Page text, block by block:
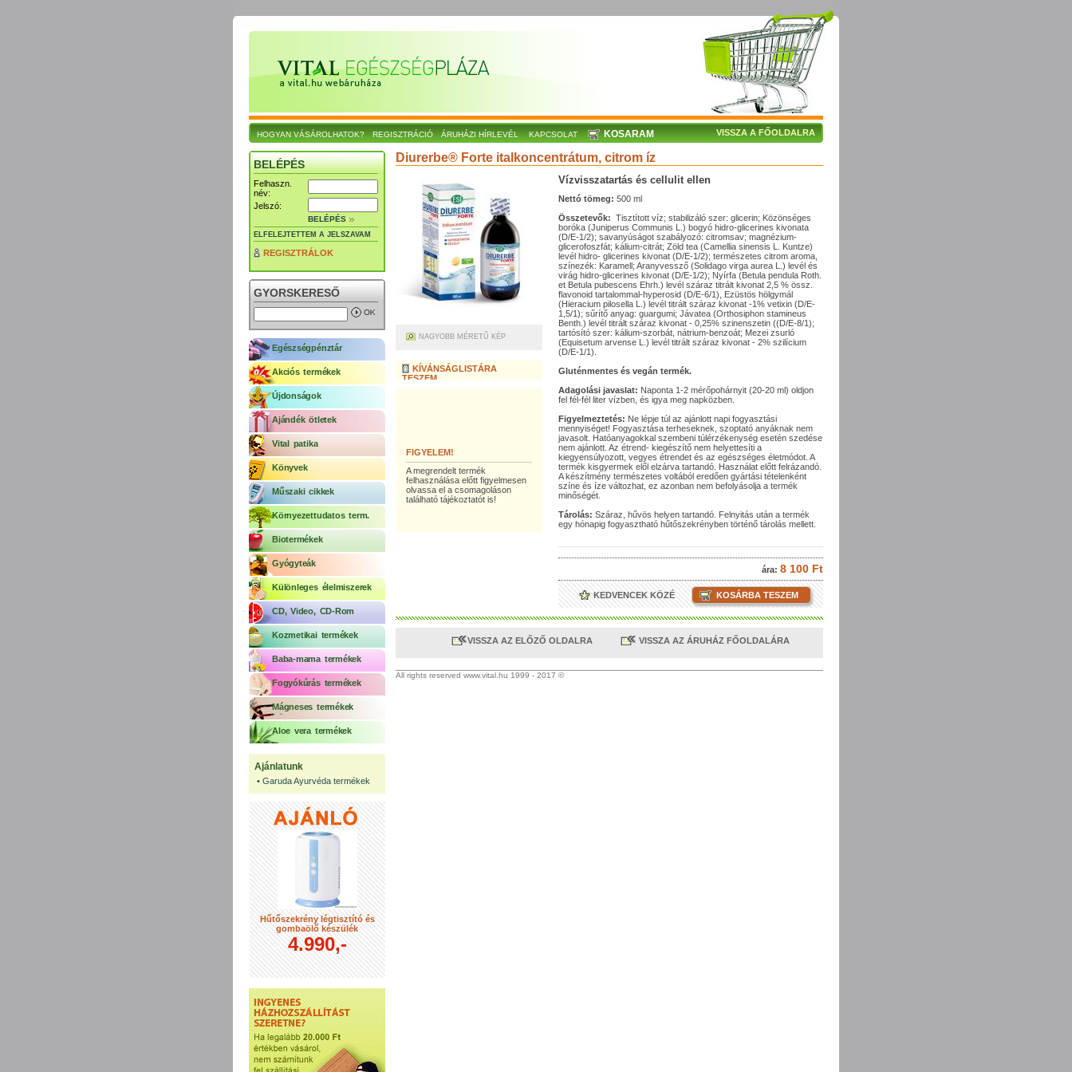
HOGYAN VÁSÁROLHATOK? REGISZTRÁCIÓ ÁRUHÁZI HÍRLEVÉL KAPCSOLAT KOSARAM VISSZA A FŐOLDALRA
BELÉPÉS
Felhaszn.
név:
Jelszó:
BELÉPÉS
ELFELEJTETTEM A JELSZAVAM
REGISZTRÁLOK
GYORSKERESŐ
Egészségpénztár
Akciós termékek
Újdonságok
Ajándék ötletek
Vital patika
Könyvek
Műszaki cikkek
Környezettudatos term.
Biotermékek
Gyógyteák
Különleges élelmiszerek
CD, Video, CD-Rom
Kozmetikai termékek
Baba-mama termékek
Fogyókúrás termékek
Mágneses termékek
Aloe vera termékek
Ajánlatunk
• Garuda Ayurvéda termékek
Hűtőszekrény légtisztító és
gombaölő készülék
4.990,-
Diurerbe® Forte italkoncentrátum, citrom íz
NAGYOBB MÉRETŰ KÉP
KÍVÁNSÁGLISTÁRA
TESZEM
FIGYELEM!
A megrendelt termék
felhasználása előtt figyelmesen
olvassa el a csomagoláson
található tájékoztatót is!
Vízvisszatartás és cellulit ellen
Nettó tömeg: 500 ml
Összetevők: Tisztított víz; stabilizáló szer: glicerin; Közönséges
boróka (Juniperus Communis L.) bogyó hidro-glicerines kivonata
(D/E-1/2); savanyúságot szabályozó: citromsav; magnézium-
glicerofoszfát; kálium-citrát; Zöld tea (Camellia sinensis L. Kuntze)
levél hidro- glicerines kivonat (D/E-1/2); természetes citrom aroma,
színezék: Karamell; Aranyvessző (Solidago virga aurea L.) levél és
virág hidro-glicerines kivonat (D/E-1/2); Nyírfa (Betula pendula Roth.
et Betula pubescens Ehrh.) levél száraz titrált kivonat 2,5 % össz.
flavonoid tartalommal-hyperosid (D/E-6/1), Ezüstös hölgymál
(Hieracium pilosella L.) levél titrált száraz kivonat -1% vetixin (D/E-
1,5/1); sűrítő anyag: guargumi; Jávatea (Orthosiphon stamineus
Benth.) levél titrált száraz kivonat - 0,25% szinenszetin ((D/E-8/1);
tartósító szer: kálium-szorbát, nátrium-benzoát; Mezei zsurló
(Equisetum arvense L.) levél titrált száraz kivonat - 2% szilícium
(D/E-1/1).
Gluténmentes és vegán termék.
Adagolási javaslat: Naponta 1-2 mérőpohárnyit (20-20 ml) oldjon
fel fél-fél liter vízben, és igya meg napközben.
Figyelmeztetés: Ne lépje túl az ajánlott napi fogyasztási
mennyiséget! Fogyasztása terheseknek, szoptató anyáknak nem
javasolt. Hatóanyagokkal szembeni túlérzékenység esetén szedése
nem ajánlott. Az étrend- kiegészítő nem helyettesíti a
kiegyensúlyozott, vegyes étrendet és az egészséges életmódot. A
termék kisgyermek elől elzárva tartandó. Használat előtt felrázandó.
A készítmény természetes voltából eredően gyártási tételenként
színe és íze változhat, ez azonban nem befolyásolja a termék
minőségét.
Tárolás: Száraz, hűvös helyen tartandó. Felnyitás után a termék
egy hónapig fogyasztható hűtőszekrényben történő tárolás mellett.
ára: 8 100 Ft
KEDVENCEK KÖZÉ KOSÁRBA TESZEM
VISSZA AZ ELŐZŐ OLDALRA VISSZA AZ ÁRUHÁZ FŐOLDALÁRA
All rights reserved www.vital.hu 1999 - 2017 ©